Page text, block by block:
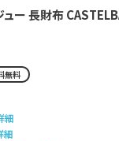
ュー 長財布
無料
細
細